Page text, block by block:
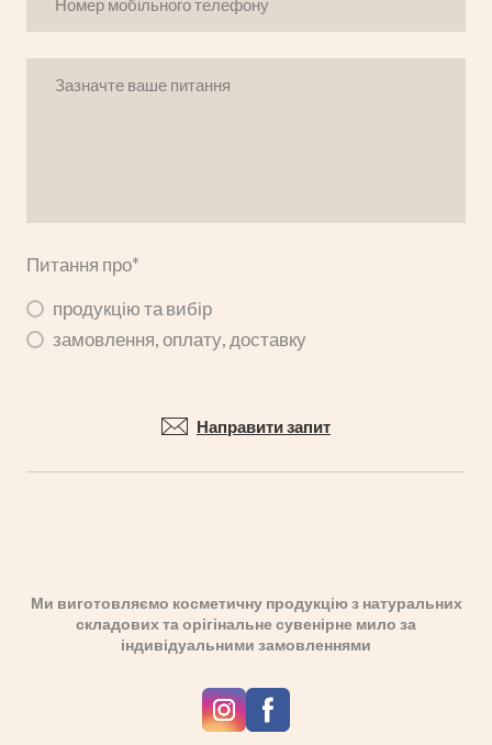
Питання про*
продукцію та вибір
замовлення, оплату, доставку
Направити запит
Ми виготовляємо косметичну продукцію з натуральних
складових та орігінальне сувенірне мило за
індивідуальними замовленнями